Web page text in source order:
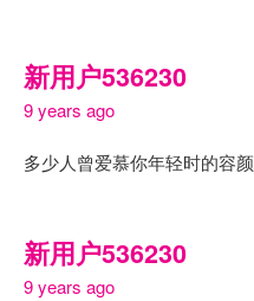
新用户536230
9 years ago
多少人曾爱慕你年轻时的容颜
新用户536230
9 years ago